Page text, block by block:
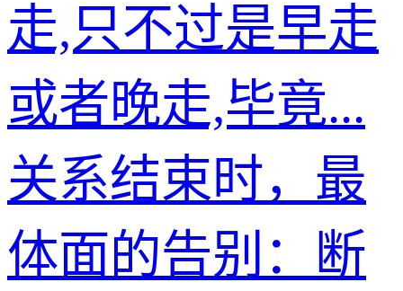
走,只不过是早走
或者晚走,毕竟...
关系结束时，最
体面的告别：断